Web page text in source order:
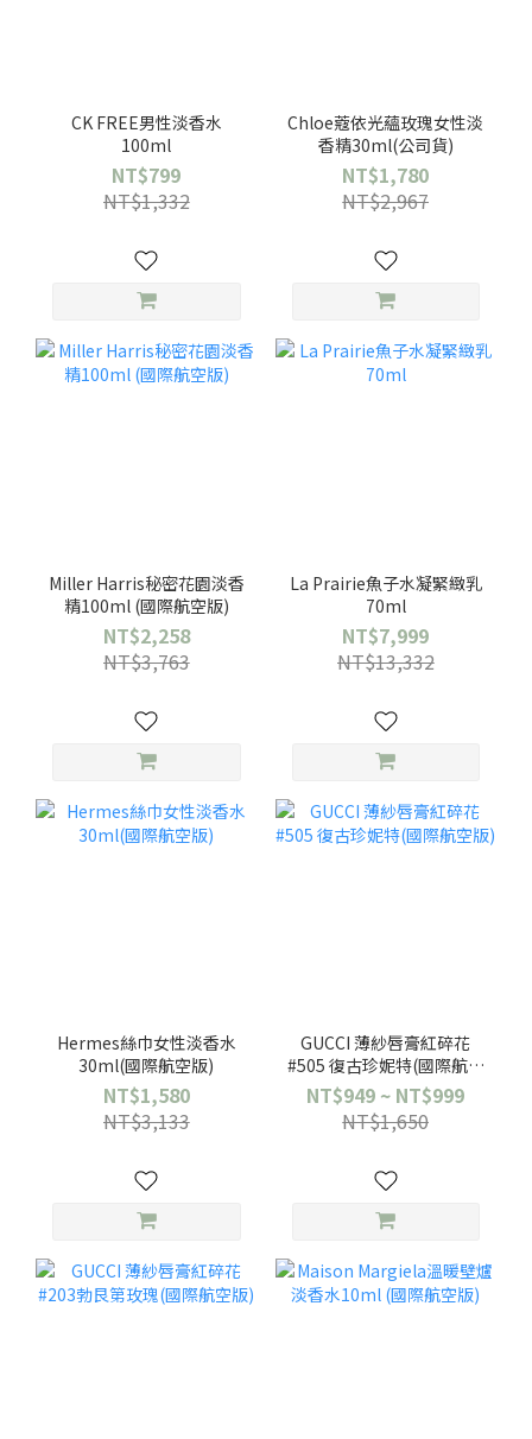
CK FREE男性淡香水
100ml
NT$799
NT$1,332
Chloe蔻依光蘊玫瑰女性淡
香精30ml(公司貨)
NT$1,780
NT$2,967
Miller Harris秘密花園淡香
精100ml (國際航空版)
NT$2,258
NT$3,763
La Prairie魚子水凝緊緻乳
70ml
NT$7,999
NT$13,332
Hermes絲巾女性淡香水
30ml(國際航空版)
NT$1,580
NT$3,133
GUCCI 薄紗唇膏紅碎花
#505 復古珍妮特(國際航空
版)
NT$949 ~ NT$999
NT$1,650